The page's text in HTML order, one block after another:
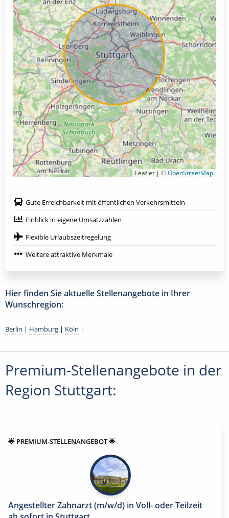
Leaflet | ©OpenStreetMap
Gute Erreichbarkeit mit öffentlichen Verkehrsmitteln
Einblick in eigene Umsatzzahlen
Flexible Urlaubszeitregelung
Weitere attraktive Merkmale
Hier finden Sie aktuelle Stellenangebote in Ihrer
Wunschregion:
Berlin | Hamburg | Köln |
Premium-Stellenangebote in der
Region Stuttgart:
🌟 PREMIUM-STELLENANGEBOT 🌟
Angestellter Zahnarzt (m/w/d) in Voll- oder Teilzeit